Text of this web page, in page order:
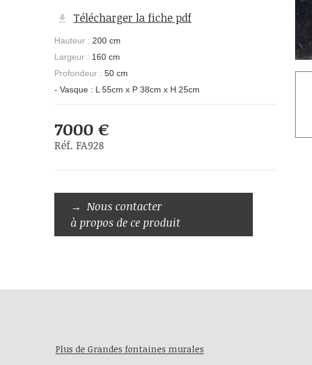
Télécharger la fiche pdf
Hauteur : 200 cm
Largeur : 160 cm
Profondeur : 50 cm
- Vasque : L 55cm x P 38cm x H 25cm
7000 €
Réf. FA928
Nous contacter
à propos de ce produit
Plus de Grandes fontaines murales